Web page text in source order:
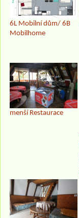
6L Mobilní dům/ 6B
Mobilhome
menší Restaurace